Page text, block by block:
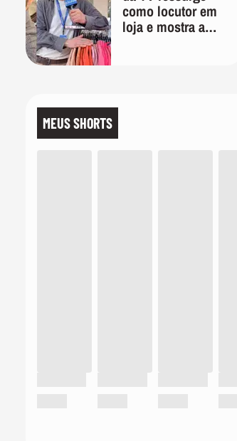
como locutor em
loja e mostra a
MEUS SHORTS